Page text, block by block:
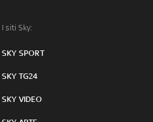
I siti Sky:
SKY SPORT
SKY TG24
SKY VIDEO